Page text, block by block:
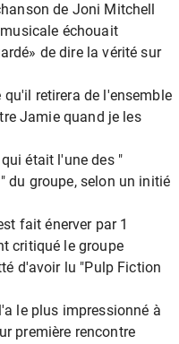
de Joni Mitchell
échouait
de dire la vérité sur
retirera de l'ensemble
Jamie quand je les
était l'une des "
du groupe, selon un initié
fait énerver par 1
critiqué le groupe
d'avoir lu "Pulp Fiction
le plus impressionné à
première rencontre